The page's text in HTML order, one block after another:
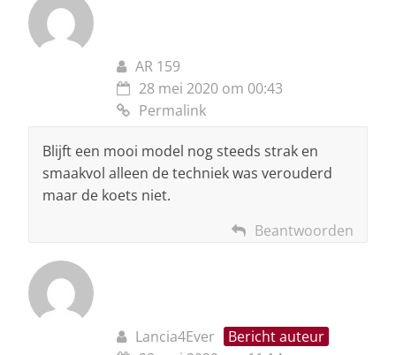
AR 159
28 mei 2020 om 00:43
Permalink
Blijft een mooi model nog steeds strak en
smaakvol alleen de techniek was verouderd
maar de koets niet.
Beantwoorden
Lancia4Ever
Bericht auteur